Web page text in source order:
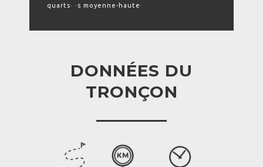
quarts· ·s moyenne-haute·
DONNÉES DU
TRONÇON